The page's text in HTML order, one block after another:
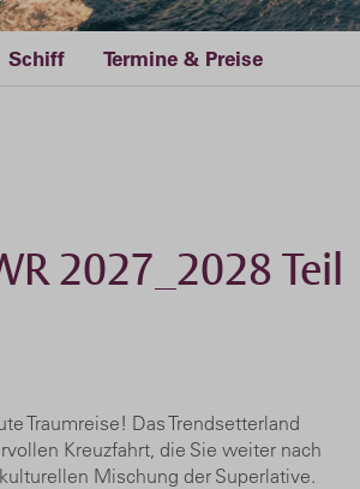
Schiff Termine & Preise
2027_2028 Teil
Traumreise! Das Trendsetterland
Kreuzfahrt, die Sie weiter nach
Mischung der Superlative.